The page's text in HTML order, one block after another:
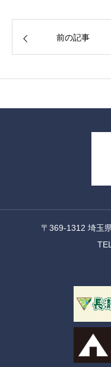
前の記事
〒369-1312 埼玉